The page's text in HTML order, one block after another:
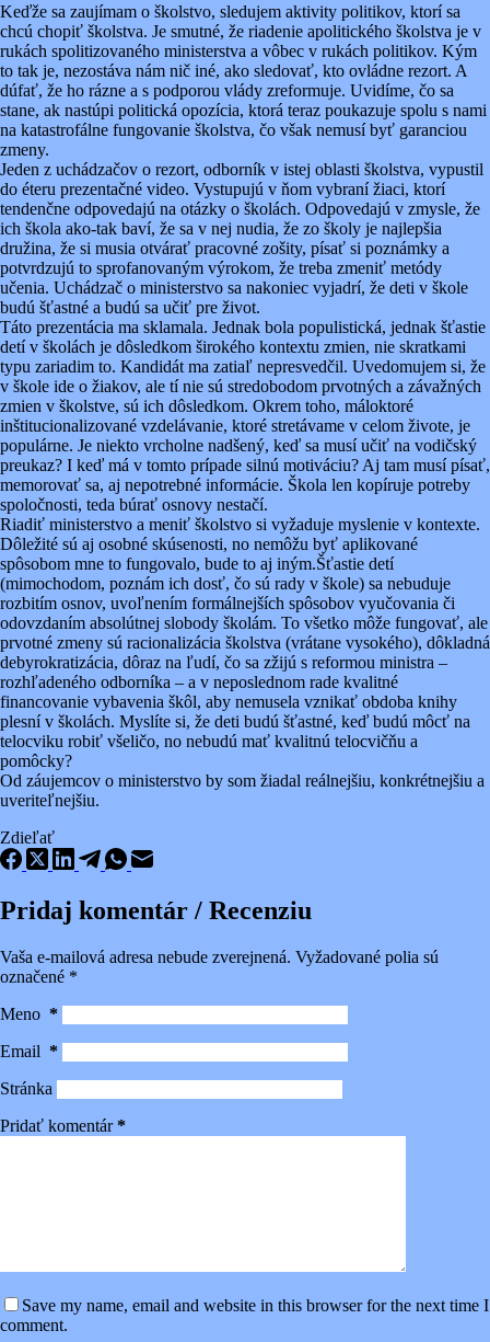
Keďže sa zaujímam o školstvo, sledujem aktivity politikov, ktorí sa
chcú chopiť školstva. Je smutné, že riadenie apolitického školstva je v
rukách spolitizovaného ministerstva a vôbec v rukách politikov. Kým
to tak je, nezostáva nám nič iné, ako sledovať, kto ovládne rezort. A
dúfať, že ho rázne a s podporou vlády zreformuje. Uvidíme, čo sa
stane, ak nastúpi politická opozícia, ktorá teraz poukazuje spolu s nami
na katastrofálne fungovanie školstva, čo však nemusí byť garanciou
zmeny.
Jeden z uchádzačov o rezort, odborník v istej oblasti školstva, vypustil
do éteru prezentačné video. Vystupujú v ňom vybraní žiaci, ktorí
tendenčne odpovedajú na otázky o školách. Odpovedajú v zmysle, že
ich škola ako-tak baví, že sa v nej nudia, že zo školy je najlepšia
družina, že si musia otvárať pracovné zošity, písať si poznámky a
potvrdzujú to sprofanovaným výrokom, že treba zmeniť metódy
učenia. Uchádzač o ministerstvo sa nakoniec vyjadrí, že deti v škole
budú šťastné a budú sa učiť pre život.
Táto prezentácia ma sklamala. Jednak bola populistická, jednak šťastie
detí v školách je dôsledkom širokého kontextu zmien, nie skratkami
typu zariadim to. Kandidát ma zatiaľ nepresvedčil. Uvedomujem si, že
v škole ide o žiakov, ale tí nie sú stredobodom prvotných a závažných
zmien v školstve, sú ich dôsledkom. Okrem toho, máloktoré
inštitucionalizované vzdelávanie, ktoré stretávame v celom živote, je
populárne. Je niekto vrcholne nadšený, keď sa musí učiť na vodičský
preukaz? I keď má v tomto prípade silnú motiváciu? Aj tam musí písať,
memorovať sa, aj nepotrebné informácie. Škola len kopíruje potreby
spoločnosti, teda búrať osnovy nestačí.
Riadiť ministerstvo a meniť školstvo si vyžaduje myslenie v kontexte.
Dôležité sú aj osobné skúsenosti, no nemôžu byť aplikované
spôsobom mne to fungovalo, bude to aj iným.Šťastie detí
(mimochodom, poznám ich dosť, čo sú rady v škole) sa nebuduje
rozbitím osnov, uvoľnením formálnejších spôsobov vyučovania či
odovzdaním absolútnej slobody školám. To všetko môže fungovať, ale
prvotné zmeny sú racionalizácia školstva (vrátane vysokého), dôkladná
debyrokratizácia, dôraz na ľudí, čo sa zžijú s reformou ministra –
rozhľadeného odborníka – a v neposlednom rade kvalitné
financovanie vybavenia škôl, aby nemusela vznikať obdoba knihy
plesní v školách. Myslíte si, že deti budú šťastné, keď budú môcť na
telocviku robiť všeličo, no nebudú mať kvalitnú telocvičňu a
pomôcky?
Od záujemcov o ministerstvo by som žiadal reálnejšiu, konkrétnejšiu a
uveriteľnejšiu.
Zdieľať
Pridaj komentár / Recenziu
Vaša e-mailová adresa nebude zverejnená. Vyžadované polia sú
označené *
Meno *
Email *
Stránka
Pridať komentár*
Save my name, email and website in this browser for the next time I
comment.